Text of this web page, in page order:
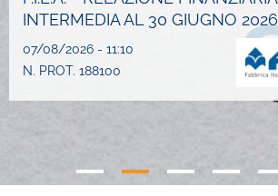
INTERMEDIA AL 30 GIUGNO 2026
07/08/2026 - 11:10
N. PROT. 188100